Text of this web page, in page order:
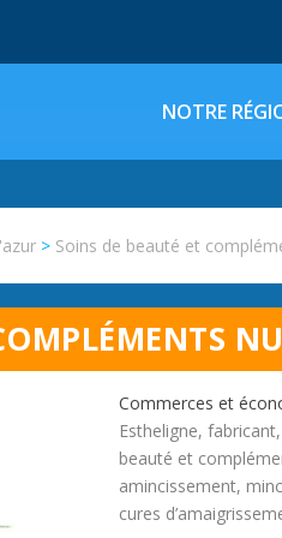
NOTRE
> Soins de beauté et
Commerces et
Estheligne,
beauté et
amincissement,
cures